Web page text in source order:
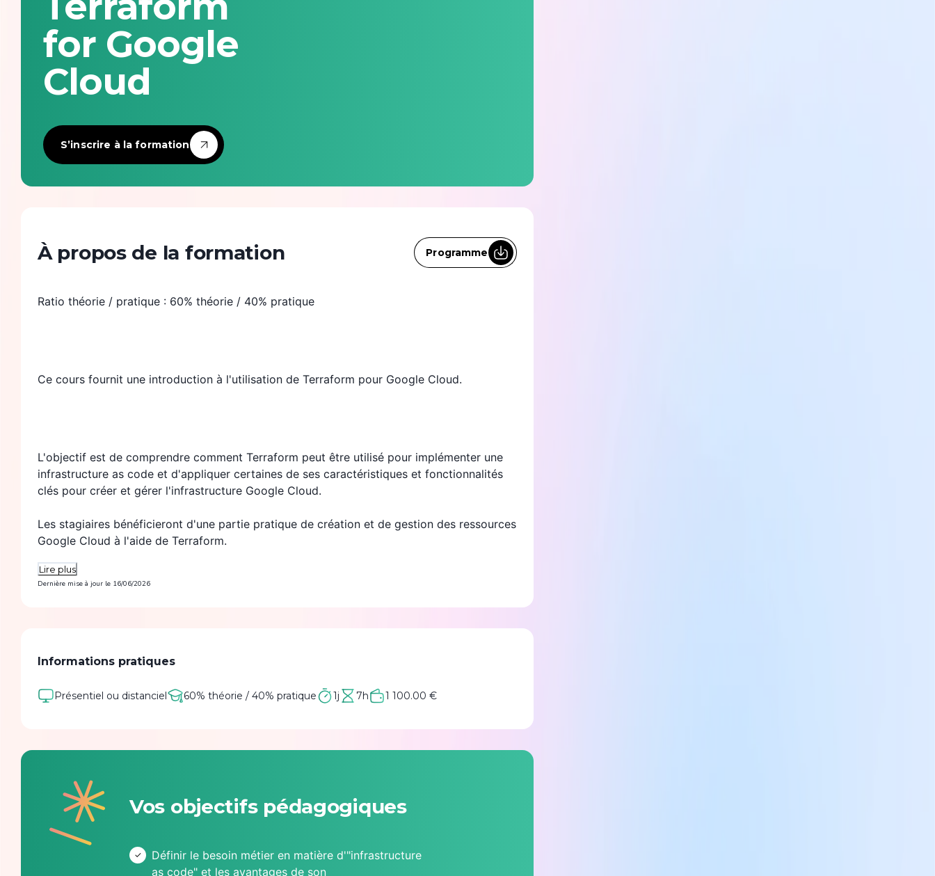
Infrastructure & devops
Intelligence artificielle
Langages de programmation
for Google
Cloud
S’inscrire à la formation
À propos de la formation Programme
Ratio théorie / pratique : 60% théorie / 40% pratique
Ce cours fournit une introduction à l'utilisation de Terraform pour Google Cloud.
L'objectif est de comprendre comment Terraform peut être utilisé pour implémenter une
infrastructure as code et d'appliquer certaines de ses caractéristiques et fonctionnalités
clés pour créer et gérer l'infrastructure Google Cloud.
Les stagiaires bénéficieront d'une partie pratique de création et de gestion des ressources
Google Cloud à l'aide de Terraform.
Lire plus
Dernière mise à jour le 16/06/2026
Informations pratiques
Présentiel ou distanciel 60% théorie / 40% pratique 1j 7h 1 100.00 €
Vos objectifs pédagogiques
Définir le besoin métier en matière d'"infrastructure
as code" et les avantages de son